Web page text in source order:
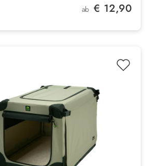
Regulärer Preis:
ab € 12,90